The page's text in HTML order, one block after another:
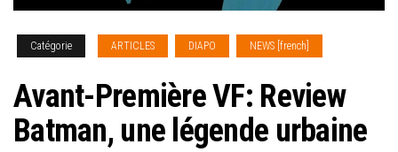
Catégorie ARTICLES DIAPO NEWS [french]
Avant-Première VF: Review
Batman, une légende urbaine